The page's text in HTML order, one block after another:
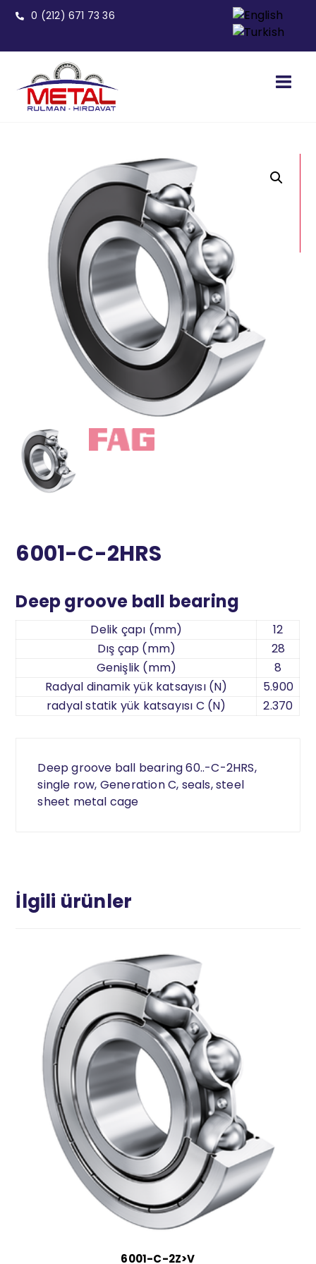
0 (212) 671 73 36
6001-C-2HRS
Deep groove ball bearing
Delik çapı (mm)
12
Dış çap (mm)
28
Genişlik (mm)
8
Radyal dinamik yük katsayısı (N)
5.900
radyal statik yük katsayısı C (N)
2.370
Deep groove ball bearing 60..-C-2HRS,
single row, Generation C, seals, steel
sheet metal cage
İlgili ürünler
6001-C-2Z>V